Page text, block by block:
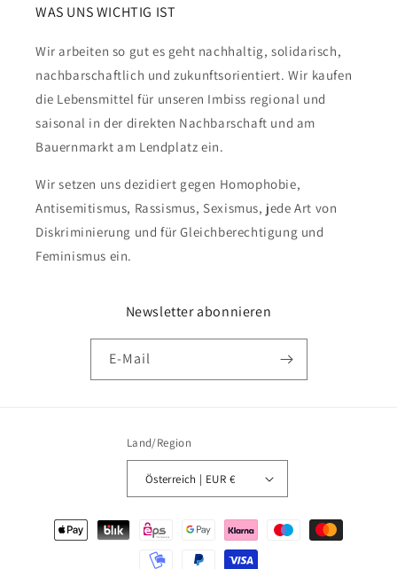
WAS UNS WICHTIG IST
Wir arbeiten so gut es geht nachhaltig, solidarisch,
nachbarschaftlich und zukunftsorientiert. Wir kaufen
die Lebensmittel für unseren Imbiss regional und
saisonal in der direkten Nachbarschaft und am
Bauernmarkt am Lendplatz ein.
Wir setzen uns dezidiert gegen Homophobie,
Antisemitismus, Rassismus, Sexismus, jede Art von
Diskriminierung und für Gleichberechtigung und
Feminismus ein.
Newsletter abonnieren
E-Mail
Land/Region
Österreich | EUR €
Zahlungsmethoden